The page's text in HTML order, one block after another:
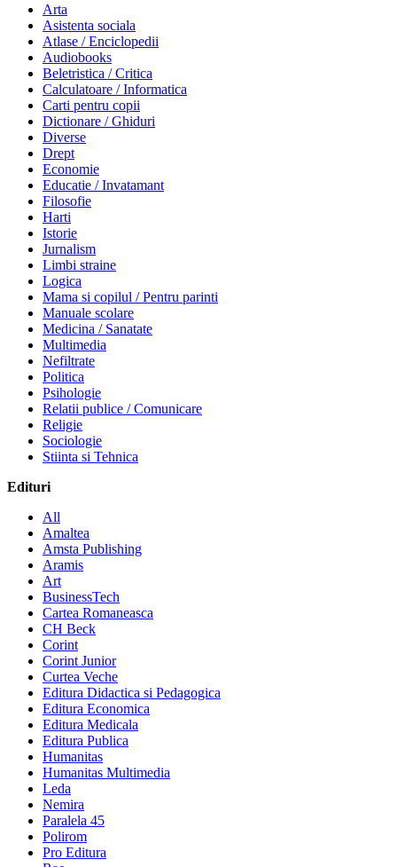
Arta
Asistenta sociala
Atlase / Enciclopedii
Audiobooks
Beletristica / Critica
Calculatoare / Informatica
Carti pentru copii
Dictionare / Ghiduri
Diverse
Drept
Economie
Educatie / Invatamant
Filosofie
Harti
Istorie
Jurnalism
Limbi straine
Logica
Mama si copilul / Pentru parinti
Manuale scolare
Medicina / Sanatate
Multimedia
Nefiltrate
Politica
Psihologie
Relatii publice / Comunicare
Religie
Sociologie
Stiinta si Tehnica
Edituri
All
Amaltea
Amsta Publishing
Aramis
Art
BusinessTech
Cartea Romaneasca
CH Beck
Corint
Corint Junior
Curtea Veche
Editura Didactica si Pedagogica
Editura Economica
Editura Medicala
Editura Publica
Humanitas
Humanitas Multimedia
Leda
Nemira
Paralela 45
Polirom
Pro Editura